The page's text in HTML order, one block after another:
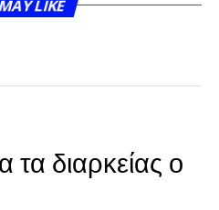
LIKE
τα διαρκείας ο